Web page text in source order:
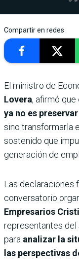
Compartir en redes
El ministro de
Lovera, afirmó que
ya no es
sino transformarla
sostenido que
generación de
Las declaraciones
conversatorio
Empresarios
representantes
para analizar la
las perspectivas